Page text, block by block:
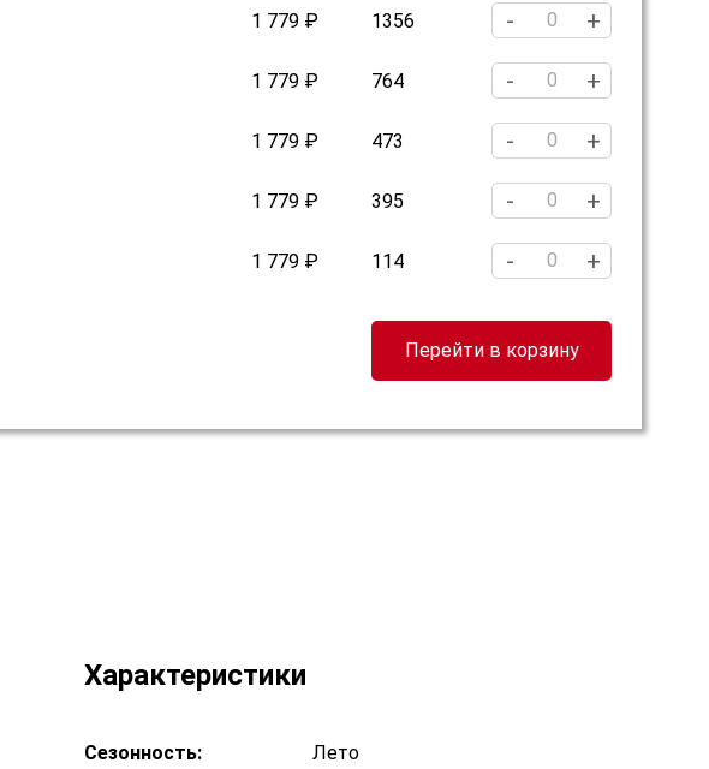
1 779 ₽ 1356 - +
1 779 ₽ 764 - +
1 779 ₽ 473 - +
1 779 ₽ 395 - +
1 779 ₽ 114 - +
Перейти в корзину
Характеристики
Сезонность: Лето